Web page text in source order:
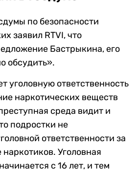
по безопасности
заявил RTVI, что
Бастрыкина, его
обсудить».
уголовную ответственность
наркотических веществ
среда видит и
подростки не
ответственности за
Уголовная
с 16 лет, и тем